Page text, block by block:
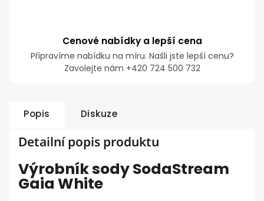
Cenové nabídky a lepší cena
Připravíme nabídku na míru. Našli jste lepší cenu?
Zavolejte nám +420 724 500 732
Popis Diskuze
Detailní popis produktu
Výrobník sody SodaStream
Gaia White